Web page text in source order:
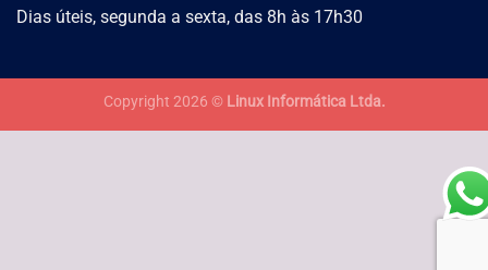
Dias úteis, segunda a sexta, das 8h às 17h30
Copyright 2026 © Linux Informática Ltda.